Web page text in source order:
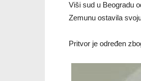
Viši sud u Beogradu
Zemunu ostavila
Pritvor je određen